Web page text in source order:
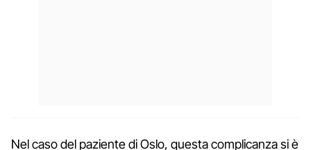
Nel caso del paziente di Oslo, questa complicanza si è